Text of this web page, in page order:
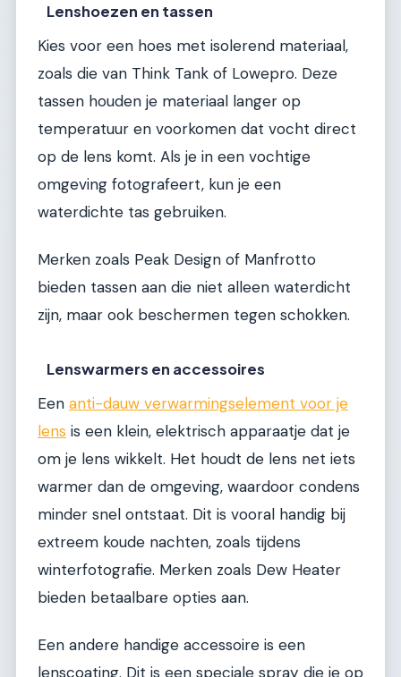
Lenshoezen en tassen
Kies voor een hoes met isolerend materiaal,
zoals die van Think Tank of Lowepro. Deze
tassen houden je materiaal langer op
temperatuur en voorkomen dat vocht direct
op de lens komt. Als je in een vochtige
omgeving fotografeert, kun je een
waterdichte tas gebruiken.
Merken zoals Peak Design of Manfrotto
bieden tassen aan die niet alleen waterdicht
zijn, maar ook beschermen tegen schokken.
Lenswarmers en accessoires
Een anti-dauw verwarmingselement voor je
lens is een klein, elektrisch apparaatje dat je
om je lens wikkelt. Het houdt de lens net iets
warmer dan de omgeving, waardoor condens
minder snel ontstaat. Dit is vooral handig bij
extreem koude nachten, zoals tijdens
winterfotografie. Merken zoals Dew Heater
bieden betaalbare opties aan.
Een andere handige accessoire is een
lenscoating. Dit is een speciale spray die je op